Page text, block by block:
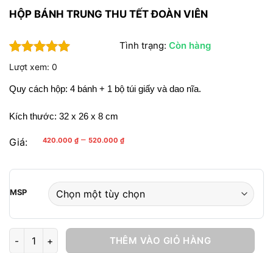
HỘP BÁNH TRUNG THU TẾT ĐOÀN VIÊN
5trên 5
dựa trên
1
đánh giá
Tình trạng:Còn hàng
Lượt xem: 0
Quy cách hộp: 4 bánh + 1 bộ túi giấy và dao nĩa.
Kích thước: 32 x 26 x 8 cm
Giá: 420.000 ₫ – 520.000 ₫Khoảng
420.000 ₫
520.000 ₫
MSP
Hộp Bánh Trung Thu Tết Đoàn Viên số lượng
THÊM VÀO GIỎ HÀNG